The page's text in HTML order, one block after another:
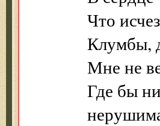
Что
Клумбы,
Мне не
Где бы